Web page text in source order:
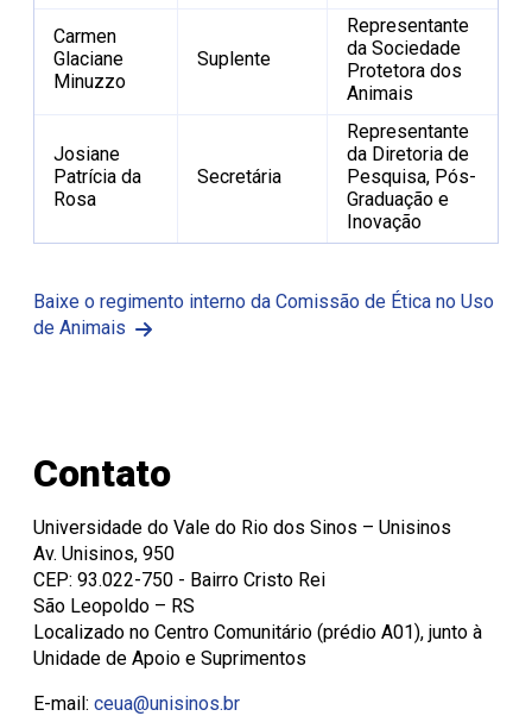
Carmen
Glaciane
Minuzzo
Suplente
Representante
da Sociedade
Protetora dos
Animais
Josiane
Patrícia da
Rosa
Secretária
Representante
da Diretoria de
Pesquisa, Pós-
Graduação e
Inovação
Baixe o regimento interno da Comissão de Ética no Uso
de Animais
Contato
Universidade do Vale do Rio dos Sinos – Unisinos
Av. Unisinos, 950
CEP: 93.022-750 - Bairro Cristo Rei
São Leopoldo – RS
Localizado no Centro Comunitário (prédio A01), junto à
Unidade de Apoio e Suprimentos
E-mail: ceua@unisinos.br